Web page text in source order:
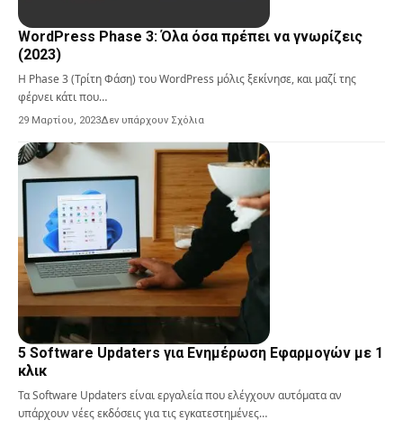
WordPress Phase 3: Όλα όσα πρέπει να γνωρίζεις
(2023)
Η Phase 3 (Τρίτη Φάση) του WordPress μόλις ξεκίνησε, και μαζί της
φέρνει κάτι που…
29 Μαρτίου, 2023Δεν υπάρχουν Σχόλια
5 Software Updaters για Ενημέρωση Εφαρμογών με 1
κλικ
Τα Software Updaters είναι εργαλεία που ελέγχουν αυτόματα αν
υπάρχουν νέες εκδόσεις για τις εγκατεστημένες…